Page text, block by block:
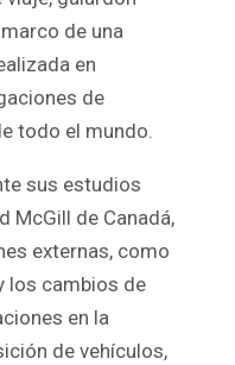
de una
en
de
todo el mundo.
sus estudios
McGill de Canadá,
externas, como
los cambios de
en la
de vehículos,